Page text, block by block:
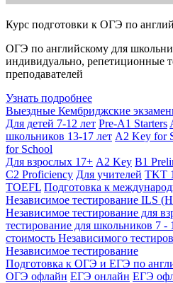
Курс подготовки к ОГЭ по
ОГЭ по английскому для
индивидуально, репетиционные
преподавателей
Узнать подробнее
Выездные Кембриджские
Для детей 7-12 лет Pre-A1 Starters
школьников 13-17 лет A2 Key for
for School
Для взрослых 17+ A2 Key B1
C2 Proficiency Для учителей TKT 1
TOEFL Подготовка к
Независимое тестирование ILS
Независимое тестирование для
тестирование для школьников 7 -
стоимость Независимого
Независимое тестирование
Подготовка к ОГЭ и ЕГЭ по
ОГЭ офлайн ЕГЭ онлайн ЕГЭ